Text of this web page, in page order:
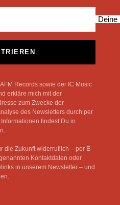
Deine
Records sowie der IC Music
erkläre mich mit der
zum Zwecke der
des Newsletters durch per
findest Du in
die Zukunft widerruflich – per E-
Kontaktdaten oder
in unserem Newsletter – und